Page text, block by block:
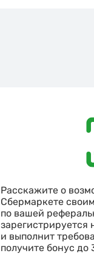
Расскажите о
Сбермаркете
по вашей
и выполнит
получите бонус до